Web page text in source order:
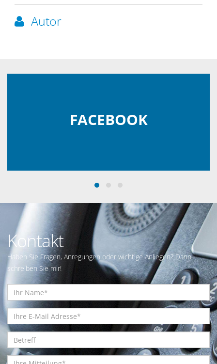
Autor
FACEBOOK
Kontakt
Haben Sie Fragen, Anregungen oder wichtige Anliegen? Dann
schreiben Sie mir!